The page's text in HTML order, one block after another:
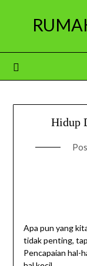
Hidup
Apa pun yang
tidak penting,
Pencapaian hal-